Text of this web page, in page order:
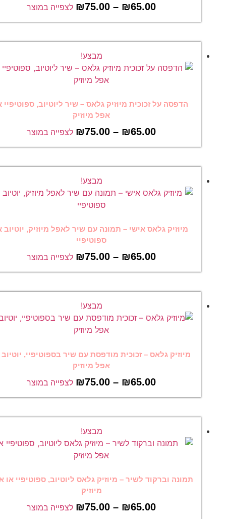
₪65.00
–
₪75.00 לצפייה במוצר
מבצע!
הדפסה על זכוכית מיוזיק גלאס – שיר ליוטיוב, ספוטיפיי או
אפל מיוזיק
₪65.00
–
₪75.00 לצפייה במוצר
מבצע!
מיוזיק גלאס אישי – תמונה עם שיר לאפל מיוזיק, יוטיוב או
ספוטיפיי
₪65.00
–
₪75.00 לצפייה במוצר
מבצע!
מיוזיק גלאס – זכוכית מודפסת עם שיר בספוטיפיי, יוטיוב או
אפל מיוזיק
₪65.00
–
₪75.00 לצפייה במוצר
מבצע!
תמונה וברקוד לשיר – מיוזיק גלאס ליוטיוב, ספוטיפיי או אפל
מיוזיק
₪65.00
–
₪75.00 לצפייה במוצר